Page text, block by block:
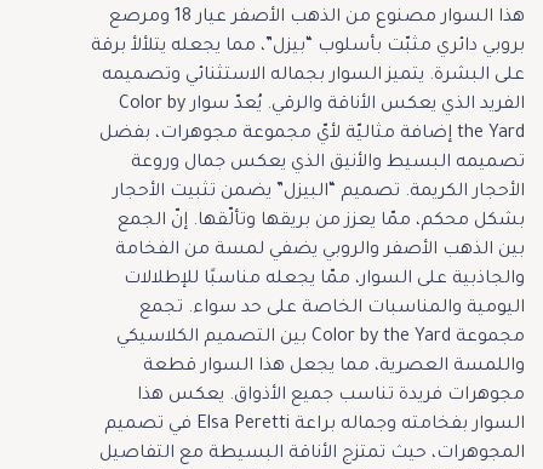
هذا السوار مصنوع من الذهب الأصفر عيار 18 ومرصع
بروبي دائري مثبّت بأسلوب “بيزل”، مما يجعله يتلألأ برقة
على البشرة. يتميز السوار بجماله الاستثنائي وتصميمه
الفريد الذي يعكس الأناقة والرقي. يُعدّ سوار Color by
the Yard إضافة مثاليّة لأيّ مجموعة مجوهرات، بفضل
تصميمه البسيط والأنيق الذي يعكس جمال وروعة
الأحجار الكريمة. تصميم “البيزل” يضمن تثبيت الأحجار
بشكل محكم، ممّا يعزز من بريقها وتألّقها. إنّ الجمع
بين الذهب الأصفر والروبي يضفي لمسة من الفخامة
والجاذبية على السوار، ممّا يجعله مناسبًا للإطلالات
اليومية والمناسبات الخاصة على حد سواء. تجمع
مجموعة Color by the Yard بين التصميم الكلاسيكي
واللمسة العصرية، مما يجعل هذا السوار قطعة
مجوهرات فريدة تناسب جميع الأذواق. يعكس هذا
السوار بفخامته وجماله براعة Elsa Peretti في تصميم
المجوهرات، حيث تمتزج الأناقة البسيطة مع التفاصيل